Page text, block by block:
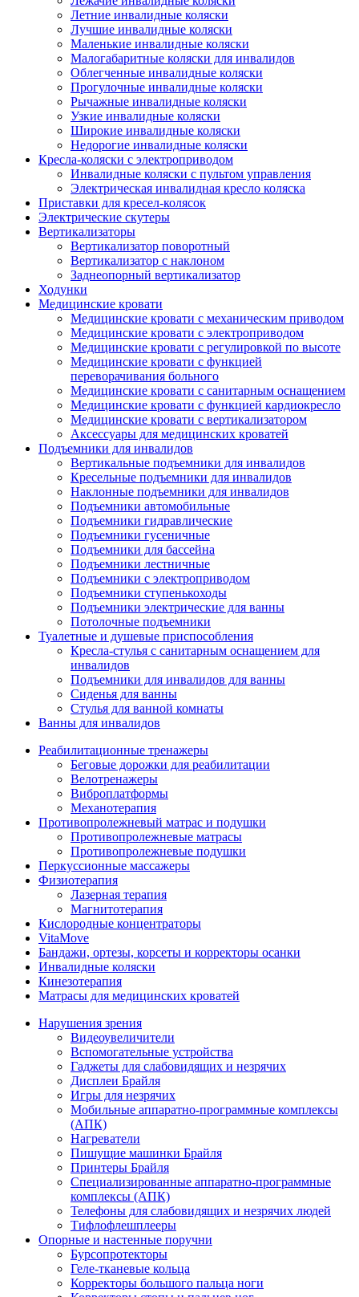
Летние инвалидные коляски
Лучшие инвалидные коляски
Маленькие инвалидные коляски
Малогабаритные коляски для инвалидов
Облегченные инвалидные коляски
Прогулочные инвалидные коляски
Рычажные инвалидные коляски
Узкие инвалидные коляски
Широкие инвалидные коляски
Недорогие инвалидные коляски
Кресла-коляски с электроприводом
Инвалидные коляски с пультом управления
Электрическая инвалидная кресло коляска
Приставки для кресел-колясок
Электрические скутеры
Вертикализаторы
Вертикализатор поворотный
Вертикализатор с наклоном
Заднеопорный вертикализатор
Ходунки
Медицинские кровати
Медицинские кровати с механическим приводом
Медицинские кровати с электроприводом
Медицинские кровати с регулировкой по высоте
Медицинские кровати с функцией
переворачивания больного
Медицинские кровати с санитарным оснащением
Медицинские кровати с функцией кардиокресло
Медицинские кровати с вертикализатором
Аксессуары для медицинских кроватей
Подъемники для инвалидов
Вертикальные подъемники для инвалидов
Кресельные подъемники для инвалидов
Наклонные подъемники для инвалидов
Подъемники автомобильные
Подъемники гидравлические
Подъемники гусеничные
Подъемники для бассейна
Подъемники лестничные
Подъемники с электроприводом
Подъемники ступенькоходы
Подъемники электрические для ванны
Потолочные подъемники
Туалетные и душевые приспособления
Кресла-стулья с санитарным оснащением для
инвалидов
Подъемники для инвалидов для ванны
Сиденья для ванны
Стулья для ванной комнаты
Ванны для инвалидов
Реабилитационные тренажеры
Беговые дорожки для реабилитации
Велотренажеры
Виброплатформы
Механотерапия
Противопролежневый матрас и подушки
Противопролежневые матрасы
Противопролежневые подушки
Перкуссионные массажеры
Физиотерапия
Лазерная терапия
Магнитотерапия
Кислородные концентраторы
VitaMove
Бандажи, ортезы, корсеты и корректоры осанки
Инвалидные коляски
Кинезотерапия
Матрасы для медицинских кроватей
Нарушения зрения
Видеоувеличители
Вспомогательные устройства
Гаджеты для слабовидящих и незрячих
Дисплеи Брайля
Игры для незрячих
Мобильные аппаратно-программные комплексы
(АПК)
Нагреватели
Пишущие машинки Брайля
Принтеры Брайля
Специализированные аппаратно-программные
комплексы (АПК)
Телефоны для слабовидящих и незрячих людей
Тифлофлешплееры
Опорные и настенные поручни
Бурсопротекторы
Геле-тканевые кольца
Корректоры большого пальца ноги